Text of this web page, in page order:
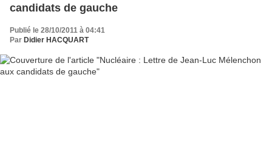
candidats de gauche
Publié le 28/10/2011 à 04:41
Par Didier HACQUART